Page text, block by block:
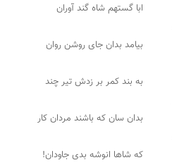
ابا گستهم شاه گند آوران
بیامد بدان جای روشن روان
به بند کمر بر زدش تیر چند
بدان سان که باشند مردان کار
که شاها انوشه بدی جاودان!